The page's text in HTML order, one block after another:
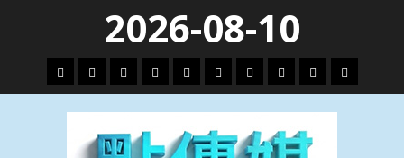
content
2026-08-10
頭
條
財
經
地
方.
會
文
教.
技
專
題
娛
樂
劇
政
治
國
際
運
動
生
活